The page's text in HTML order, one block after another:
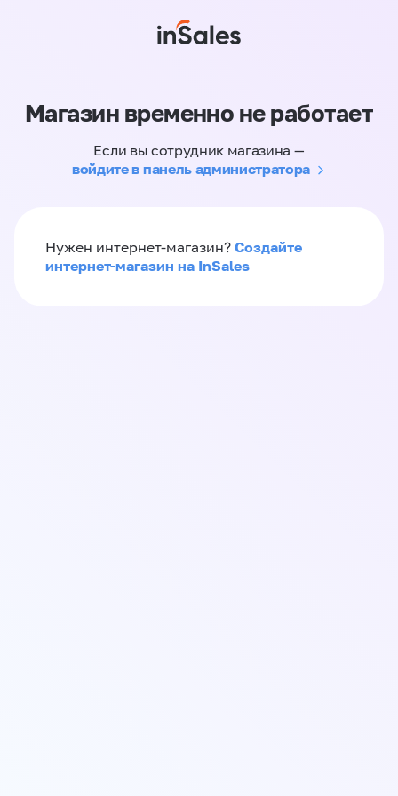
Магазин временно не работает
Если вы сотрудник магазина —
войдите в панель администратора
Нужен интернет-магазин? Создайте
интернет-магазин на InSales